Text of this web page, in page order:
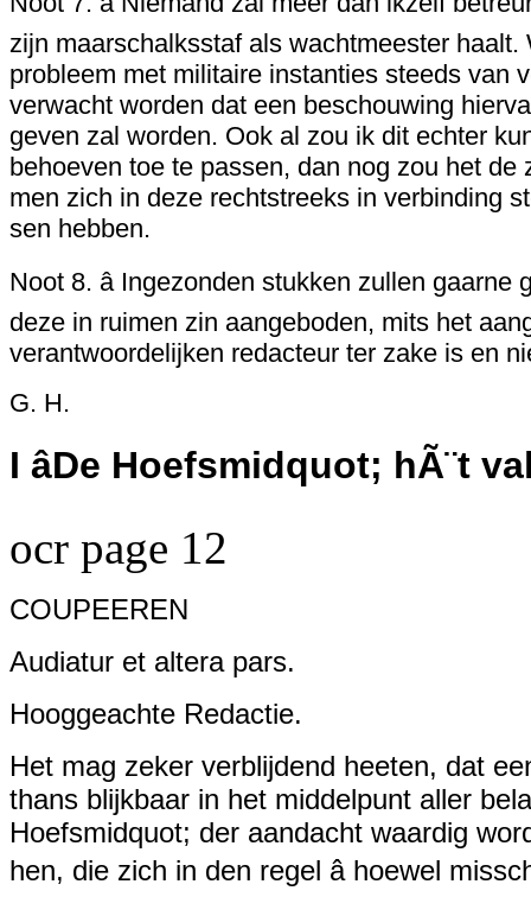
zijn maarschalksstaf als wachtmeester
probleem met militaire instanties steeds van
verwacht worden dat een beschouwing
geven zal worden. Ook al zou ik dit echter
behoeven toe te passen, dan nog zou het
men zich in deze rechtstreeks in verbinding
sen hebben.
Noot 8. â Ingezonden stukken zullen
deze in ruimen zin aangeboden, mits het
verantwoordelijken redacteur ter zake is en
G. H.
I âDe Hoefsmidquot; hÃ¨t
ocr page 12
COUPEEREN
Audiatur et altera pars.
Hooggeachte Redactie.
Het mag zeker verblijdend heeten, dat
thans blijkbaar in het middelpunt aller
Hoefsmidquot; der aandacht waardig
hen, die zich in den regel â hoewel